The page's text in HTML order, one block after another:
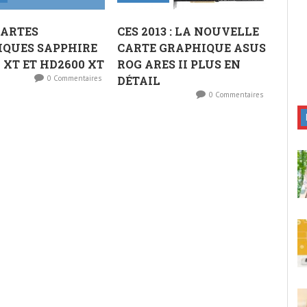
SAPPHIRE
ET HD2600 XT
0 Commentaires
CES 2013 : LA NOUVELLE
CARTE GRAPHIQUE ASUS
ROG ARES II PLUS EN
DÉTAIL
0 Commentaires